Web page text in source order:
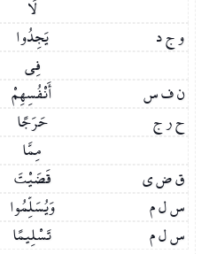
لَا
و ج د يَجِدُوا
فِي
ن ف س أَنْفُسِهِمْ
ح ر ج
حَرَجًا
مِمَّا
ق ض ي قَضَيْتَ
س ل م وَيُسَلِّمُوا
س ل م تَسْلِيمًا